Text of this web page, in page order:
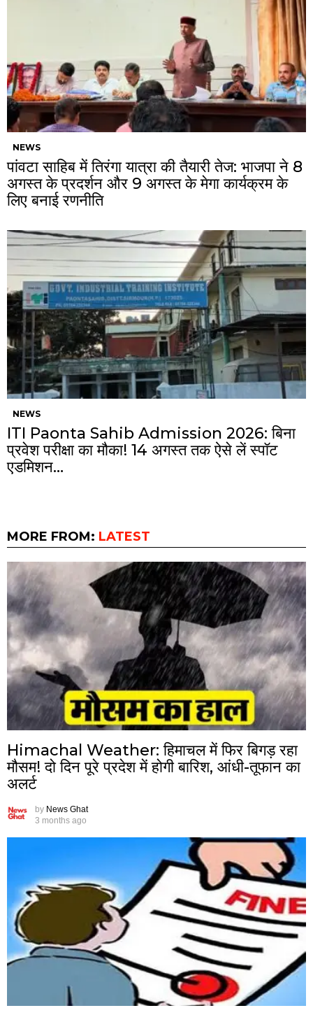
NEWS
पांवटा साहिब में तिरंगा यात्रा की तैयारी तेज: भाजपा ने 8
अगस्त के प्रदर्शन और 9 अगस्त के मेगा कार्यक्रम के
लिए बनाई रणनीति
NEWS
ITI Paonta Sahib Admission 2026: बिना
प्रवेश परीक्षा का मौका! 14 अगस्त तक ऐसे लें स्पॉट
एडमिशन…
MORE FROM: LATEST
Himachal Weather: हिमाचल में फिर बिगड़ रहा
मौसम! दो दिन पूरे प्रदेश में होगी बारिश, आंधी-तूफान का
अलर्ट
by News Ghat
3 months ago